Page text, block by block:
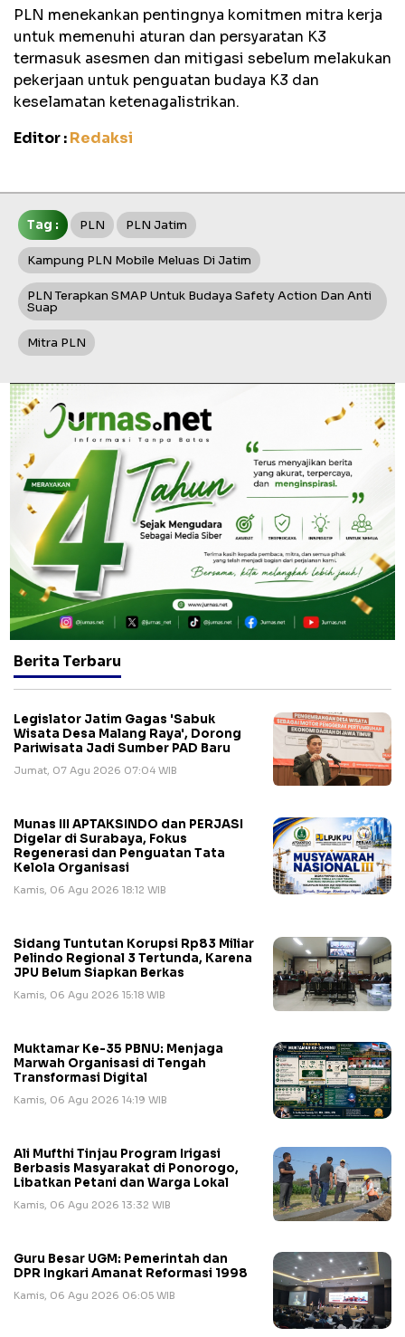
PLN menekankan pentingnya komitmen mitra kerja
untuk memenuhi aturan dan persyaratan K3
termasuk asesmen dan mitigasi sebelum melakukan
pekerjaan untuk penguatan budaya K3 dan
keselamatan ketenagalistrikan.
Editor :Redaksi
Tag : PLN PLN Jatim
Kampung PLN Mobile Meluas Di Jatim
PLN Terapkan SMAP Untuk Budaya Safety Action Dan Anti
Suap
Mitra PLN
Berita Terbaru
Legislator Jatim Gagas 'Sabuk
Wisata Desa Malang Raya', Dorong
Pariwisata Jadi Sumber PAD Baru
Jumat, 07 Agu 2026 07:04 WIB
Munas III APTAKSINDO dan PERJASI
Digelar di Surabaya, Fokus
Regenerasi dan Penguatan Tata
Kelola Organisasi
Kamis, 06 Agu 2026 18:12 WIB
Sidang Tuntutan Korupsi Rp83 Miliar
Pelindo Regional 3 Tertunda, Karena
JPU Belum Siapkan Berkas
Kamis, 06 Agu 2026 15:18 WIB
Muktamar Ke-35 PBNU: Menjaga
Marwah Organisasi di Tengah
Transformasi Digital
Kamis, 06 Agu 2026 14:19 WIB
Ali Mufthi Tinjau Program Irigasi
Berbasis Masyarakat di Ponorogo,
Libatkan Petani dan Warga Lokal
Kamis, 06 Agu 2026 13:32 WIB
Guru Besar UGM: Pemerintah dan
DPR Ingkari Amanat Reformasi 1998
Kamis, 06 Agu 2026 06:05 WIB